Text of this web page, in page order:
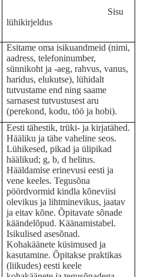
Sisu
lühikirjeldus
Esitame oma isikuandmeid (nimi,
aadress, telefoninumber,
sünnikoht ja -aeg, rahvus, vanus,
haridus, elukutse), lühidalt
tutvustame end ning saame
sarnasest tutvustusest aru
(perekond, kodu, töö ja hobi).
Eesti tähestik, trüki- ja kirjatähed.
Hääliku ja tähe vaheline seos.
Lühikesed, pikad ja ülipikad
häälikud; g, b, d helitus.
Hääldamise erinevusi eesti ja
vene keeles. Tegusõna
pöördvormid kindla kõneviisi
olevikus ja lihtminevikus, jaatav
ja eitav kõne. Õpitavate sõnade
käändelõpud. Käänamistabel.
Isikulised asesõnad.
Kohakäänete küsimused ja
kasutamine. Õpitakse praktikas
(liikudes) eesti keele